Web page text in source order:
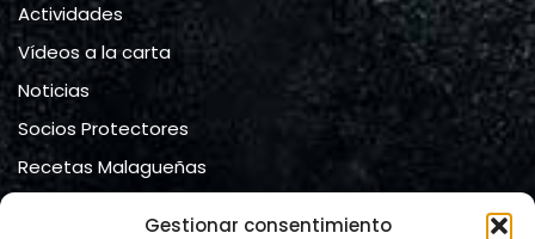
Gestionar consentimiento
Actividades
Vídeos a la carta
Noticias
Socios Protectores
Recetas Malagueñas